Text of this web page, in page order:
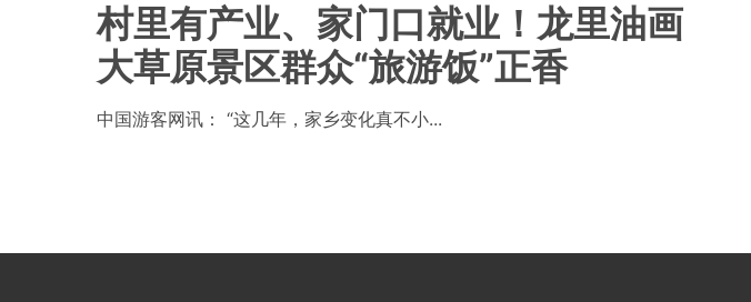
村里有产业、家门口就业！龙里油画
大草原景区群众“旅游饭”正香
中国游客网讯： “这几年，家乡变化真不小...